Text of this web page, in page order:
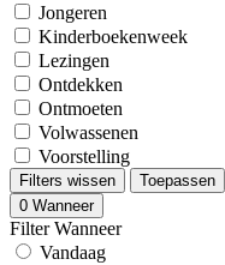
Jongeren
Kinderboekenweek
Lezingen
Ontdekken
Ontmoeten
Volwassenen
Voorstelling
Filters wissen
Toepassen
0 Wanneer
Filter Wanneer
Vandaag